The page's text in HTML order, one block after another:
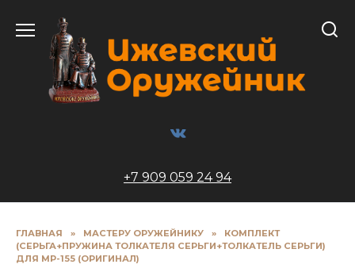
содержанию
+7 909 059 24 94
ГЛАВНАЯ » МАСТЕРУ ОРУЖЕЙНИКУ »
КОМПЛЕКТ
(СЕРЬГА+ПРУЖИНА ТОЛКАТЕЛЯ СЕРЬГИ+ТОЛКАТЕЛЬ СЕРЬГИ)
ДЛЯ МР-155 (ОРИГИНАЛ)